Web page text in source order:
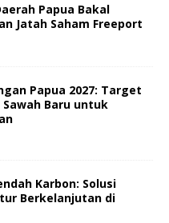
Papua Bakal
Jatah Saham Freeport
Papua 2027: Target
Sawah Baru untuk
Karbon: Solusi
Berkelanjutan di